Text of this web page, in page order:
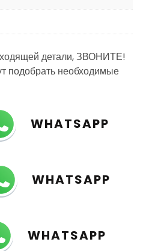
детали, ЗВОНИТЕ!
подобрать необходимые
WHATSAPP
WHATSAPP
WHATSAPP